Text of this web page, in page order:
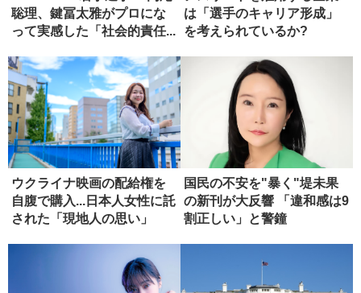
聡理、鍵冨太雅がプロにな
って実感した「社会的責任...
は「選手のキャリア形成」
を考えられているか?
ウクライナ映画の配給権を
自腹で購入...日本人女性に託
された「現地人の思い」
国民の不安を"暴く"堤未果
の新刊が大反響 「違和感は9
割正しい」と警鐘